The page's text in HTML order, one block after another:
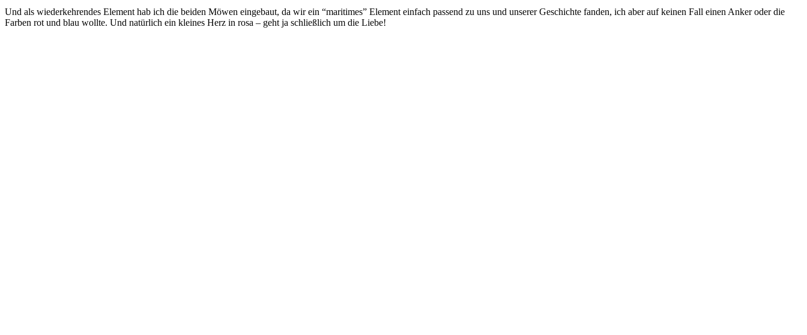
Und als wiederkehrendes Element hab ich die beiden Möwen eingebaut, da wir ein “maritimes” Element einfach passend zu uns und unserer Geschichte fanden, ich aber auf keinen Fall einen Anker oder die
Farben rot und blau wollte. Und natürlich ein kleines Herz in rosa – geht ja schließlich um die Liebe!